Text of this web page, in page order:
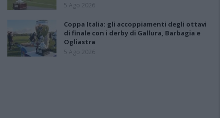
5 Ago 2026
Coppa Italia: gli accoppiamenti degli ottavi
di finale con i derby di Gallura, Barbagia e
Ogliastra
5 Ago 2026